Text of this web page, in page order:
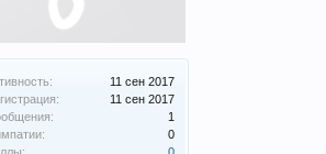
11 сен 2017
11 сен 2017
1
0